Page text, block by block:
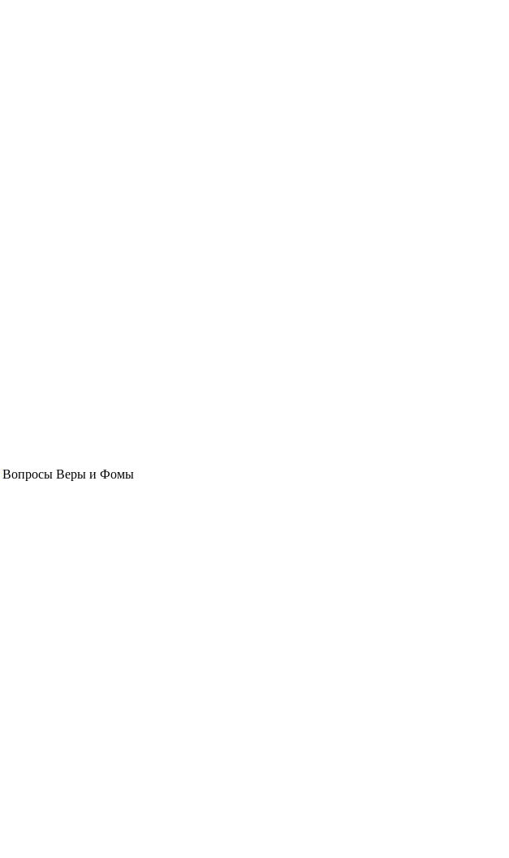
Вопросы Веры и Фомы